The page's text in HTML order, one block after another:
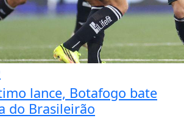
lance, Botafogo bate
do Brasileirão